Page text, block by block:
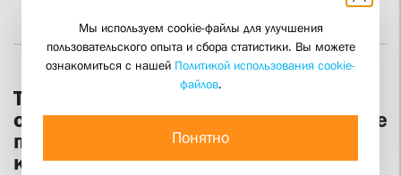
Тверской университет открыл цикл
семинаров по преподаванию в школе
предмета «Основы православной
культуры»
Мы используем cookie-файлы для улучшения
пользовательского опыта и сбора статистики. Вы можете
ознакомиться с нашей Политикой использования cookie-
файлов.
Понятно